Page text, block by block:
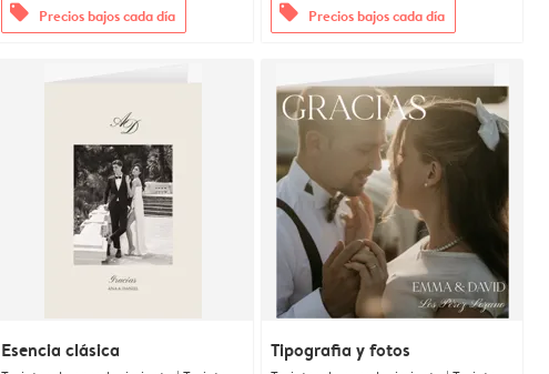
offers Precios bajos cada día offers Precios bajos cada día
Esencia clásica Tipografia y fotos